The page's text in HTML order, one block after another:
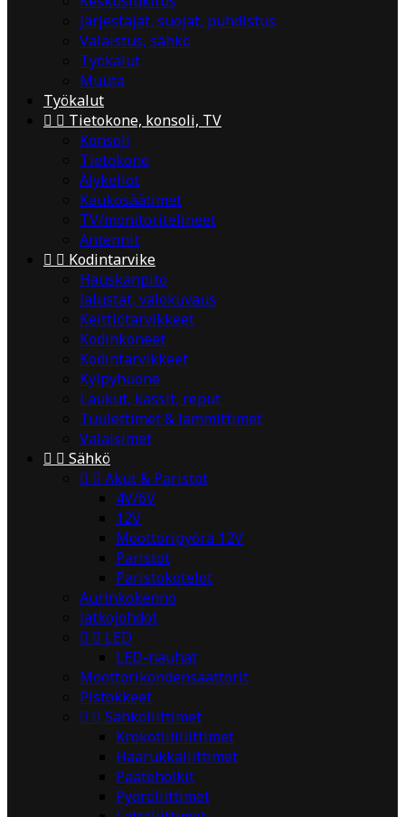
Järjestäjät, suojat, puhdistus
Valaistus, sähkö
Työkalut
Muuta
Työkalut
  Tietokone, konsoli, TV
Konsoli
Tietokone
Älykellot
Kaukosäätimet
TV/monitoritelineet
Antennit
  Kodintarvike
Hauskanpito
Jalustat, valokuvaus
Keittiötarvikkeet
Kodinkoneet
Kodintarvikkeet
Kylpyhuone
Laukut, kassit, reput
Tuulettimet & lämmittimet
Valaisimet
  Sähkö
  Akut & Paristot
4V/6V
12V
Moottoripyörä 12V
Paristot
Paristokotelot
Aurinkokenno
Jatkojohdot
  LED
LED-nauhat
Moottorikondensaattorit
Pistokkeet
  Sähköliittimet
Krokotiililiittimet
Haarukkaliittimet
Pääteholkit
Pyöröliittimet